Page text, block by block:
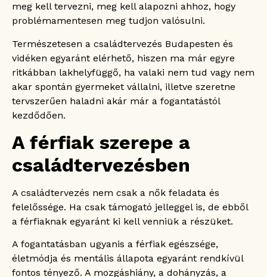
meg kell tervezni, meg kell alapozni ahhoz, hogy
problémamentesen meg tudjon valósulni.
Természetesen a családtervezés Budapesten és
vidéken egyaránt elérhető, hiszen ma már egyre
ritkábban lakhelyfüggő, ha valaki nem tud vagy nem
akar spontán gyermeket vállalni, illetve szeretne
tervszerűen haladni akár már a fogantatástól
kezdődően.
A férfiak szerepe a
családtervezésben
A családtervezés nem csak a nők feladata és
felelőssége. Ha csak támogató jelleggel is, de ebből
a férfiaknak egyaránt ki kell venniük a részüket.
A fogantatásban ugyanis a férfiak egészsége,
életmódja és mentális állapota egyaránt rendkívül
fontos tényező. A mozgáshiány, a dohányzás, a